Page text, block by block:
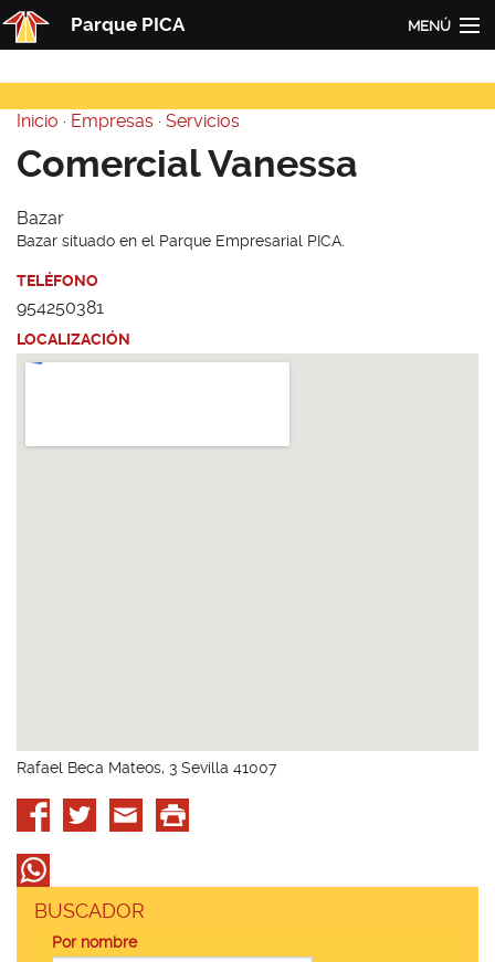
Pasar al contenido principal
Parque PICA MENÚ
PICA
Actualidad
Empresas
Contacto
Redes
Usted está aquí
Inicio · Empresas · Servicios
Comercial Vanessa
Bazar
Bazar situado en el Parque Empresarial PICA.
TELÉFONO
954250381
LOCALIZACIÓN
Rafael Beca Mateos, 3 Sevilla 41007
BUSCADOR
Por nombre